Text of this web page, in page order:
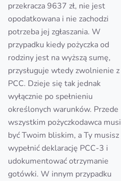
przekracza 9637 zł, nie jest
opodatkowana i nie zachodzi
potrzeba jej zgłaszania. W
przypadku kiedy pożyczka od
rodziny jest na wyższą sumę,
przysługuje wtedy zwolnienie z
PCC. Dzieje się tak jednak
wyłącznie po spełnieniu
określonych warunków. Przede
wszystkim pożyczkodawca musi
być Twoim bliskim, a Ty musisz
wypełnić deklarację PCC-3 i
udokumentować otrzymanie
gotówki. W innym przypadku